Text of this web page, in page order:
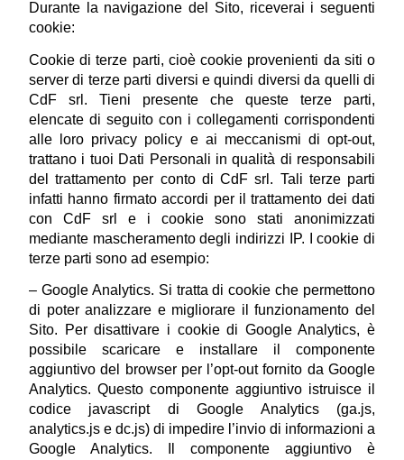
Durante la navigazione del Sito, riceverai i seguenti
cookie:
Cookie di terze parti, cioè cookie provenienti da siti o
server di terze parti diversi e quindi diversi da quelli di
CdF srl. Tieni presente che queste terze parti,
elencate di seguito con i collegamenti corrispondenti
alle loro privacy policy e ai meccanismi di opt-out,
trattano i tuoi Dati Personali in qualità di responsabili
del trattamento per conto di CdF srl. Tali terze parti
infatti hanno firmato accordi per il trattamento dei dati
con CdF srl e i cookie sono stati anonimizzati
mediante mascheramento degli indirizzi IP. I cookie di
terze parti sono ad esempio:
– Google Analytics. Si tratta di cookie che permettono
di poter analizzare e migliorare il funzionamento del
Sito. Per disattivare i cookie di Google Analytics, è
possibile scaricare e installare il componente
aggiuntivo del browser per l’opt-out fornito da Google
Analytics. Questo componente aggiuntivo istruisce il
codice javascript di Google Analytics (ga.js,
analytics.js e dc.js) di impedire l’invio di informazioni a
Google Analytics. Il componente aggiuntivo è